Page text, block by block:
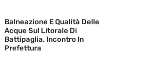
Balneazione E Qualità Delle
Acque Sul Litorale Di
Battipaglia. Incontro In
Prefettura